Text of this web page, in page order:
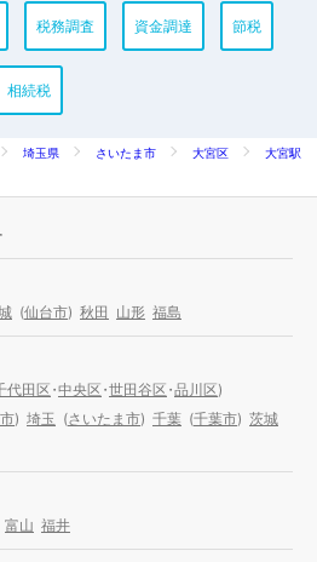
税務調査 資金調達 節税
相続税
埼玉県 さいたま市 大宮区
大宮駅
(仙台市) 秋田 山形 福島
代田区・中央区・世田谷区・品川区)
) 埼玉 (さいたま市) 千葉 (千葉市) 茨城
富山 福井